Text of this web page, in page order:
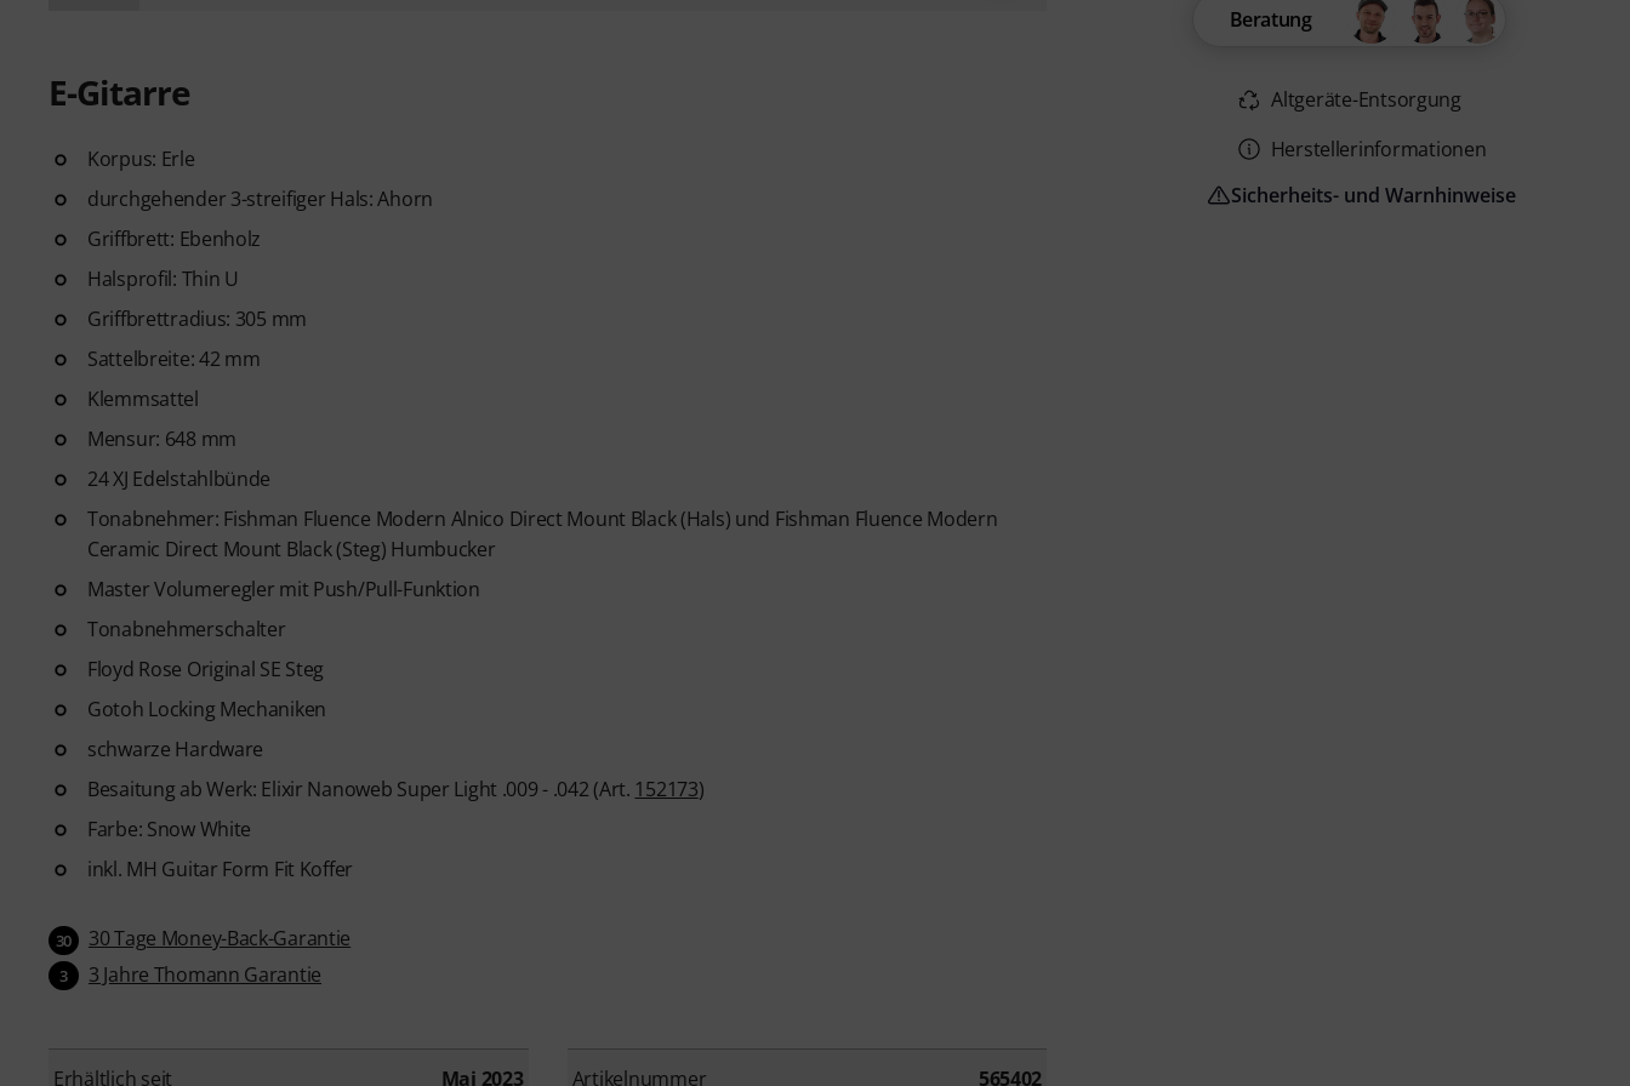
E-Gitarre
Korpus: Erle
durchgehender 3-streifiger Hals: Ahorn
Griffbrett: Ebenholz
Halsprofil: Thin U
Griffbrettradius: 305 mm
Sattelbreite: 42 mm
Klemmsattel
Mensur: 648 mm
24 XJ Edelstahlbünde
Tonabnehmer: Fishman Fluence Modern Alnico Direct Mount Black (Hals) und Fishman Fluence Modern
Ceramic Direct Mount Black (Steg) Humbucker
Master Volumeregler mit Push/Pull-Funktion
Tonabnehmerschalter
Floyd Rose Original SE Steg
Gotoh Locking Mechaniken
schwarze Hardware
Besaitung ab Werk: Elixir Nanoweb Super Light .009 - .042 (Art. 152173)
Farbe: Snow White
inkl. MH Guitar Form Fit Koffer
30 30 Tage Money-Back-Garantie
3 3 Jahre Thomann Garantie
Erhältlich seit Mai 2023 Artikelnummer 565402
Beratung
Altgeräte-Entsorgung
Herstellerinformationen
Sicherheits- und Warnhinweise